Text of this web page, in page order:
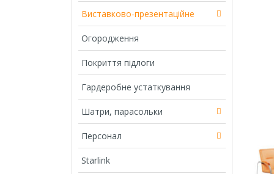
Виставково-презентаційне
Огородження
Покриття підлоги
Гардеробне устаткування
Шатри, парасольки
Персонал
Starlink